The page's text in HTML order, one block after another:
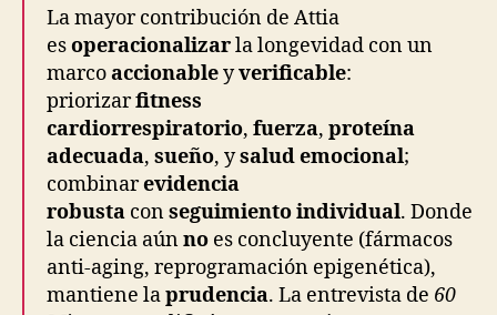
La mayor contribución de Attia
esoperacionalizarla longevidad con un
marcoaccionableyverificable:
priorizarfitness
cardiorrespiratorio, fuerza, proteína
adecuada, sueño, ysalud emocional;
combinarevidencia
robusta conseguimiento individual. Donde
la ciencia aúnno es concluyente (fármacos
anti-aging, reprogramación epigenética),
mantiene laprudencia. La entrevista de 60